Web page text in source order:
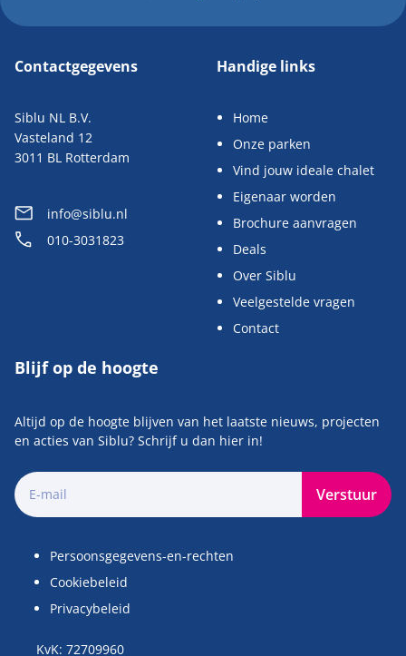
Contactgegevens
Siblu NL B.V.
Vasteland 12
3011 BL Rotterdam
info@siblu.nl
010-3031823
Handige links
Home
Onze parken
Vind jouw ideale chalet
Eigenaar worden
Brochure aanvragen
Deals
Over Siblu
Veelgestelde vragen
Contact
Blijf op de hoogte
Altijd op de hoogte blijven van het laatste nieuws, projecten
en acties van Siblu? Schrijf u dan hier in!
Verstuur
KvK: 72709960
Persoonsgegevens-en-rechten
Cookiebeleid
Privacybeleid